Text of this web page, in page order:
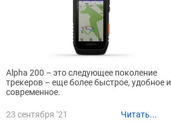
Alpha 200 – это следующее поколение
трекеров – еще более быстрое, удобное и
современное.
23 сентября ‘21 Читать...